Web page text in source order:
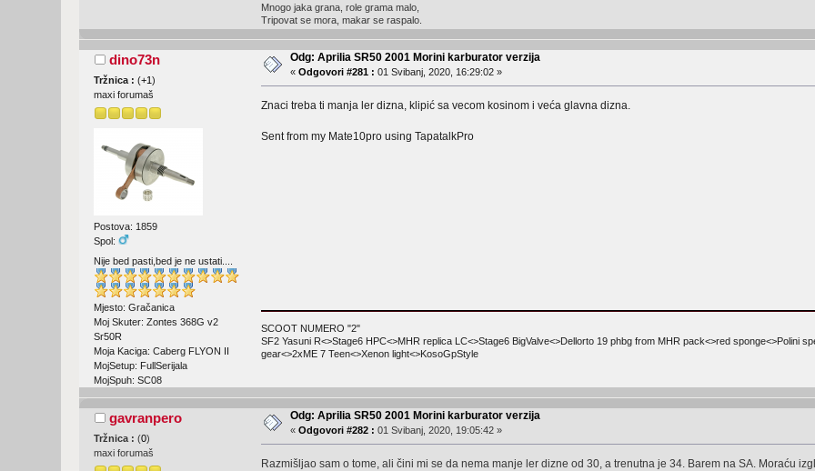
Mnogo jaka grana, role grama malo,
Tripovat se mora, makar se raspalo.
dino73n
Tržnica :(+1)
maxi forumaš
Postova: 1859
Spol:
Nije bed pasti,bed je ne ustati....
Mjesto: Gračanica
Moj Skuter: Zontes 368G v2
Sr50R
Moja Kaciga: Caberg FLYON II
MojSetup: FullSerijala
MojSpuh: SC08
Odg: Aprilia SR50 2001 Morini karburator verzija
«Odgovori #281 : 01 Svibanj, 2020, 16:29:02 »
Znaci treba ti manja ler dizna, klipić sa vecom kosinom i veća glavna dizna.
Sent from my Mate10pro using TapatalkPro
SCOOT NUMERO "2"
SF2 Yasuni R<>Stage6 HPC<>MHR replica LC<>Stage6 BigValve<>Dellorto 19 phbg from MHR pack<>red sponge<>Polini
gear<>2xME 7 Teen<>Xenon light<>KosoGpStyle
gavranpero
Tržnica :(0)
maxi forumaš
Odg: Aprilia SR50 2001 Morini karburator verzija
«Odgovori #282 : 01 Svibanj, 2020, 19:05:42 »
Razmišljao sam o tome, ali čini mi se da nema manje ler dizne od 30, a trenutna je 34. Barem na SA. Moraću